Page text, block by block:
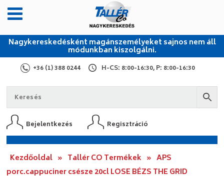
Nagykereskedésként magánszemélyeket sajnos nem áll
módunkban kiszolgálni.
+36 (1) 388 0244 H-CS: 8:00-16:30, P: 8:00-16:30
Bejelentkezés Regisztráció
Kezdőoldal » Tallér CO Termékek » APS
porc.cappuciner csésze 20cl LOSE BÉZS THE GRID